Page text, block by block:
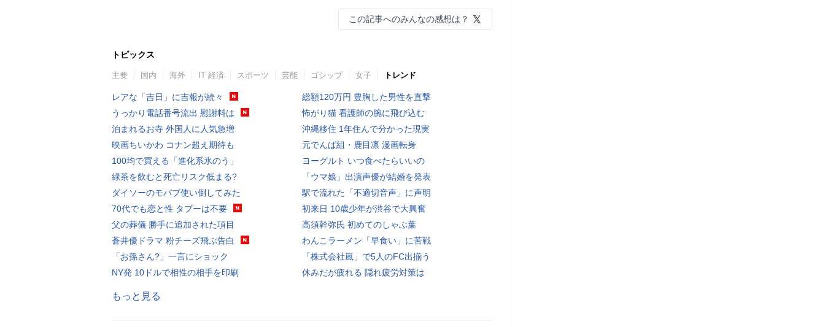
この記事へのみんなの感想は？
トピックス
主要 国内 海外 IT 経済 スポーツ 芸能 ゴシップ 女子 トレンド
レアな「吉日」に吉報が続々
うっかり電話番号流出 慰謝料は
泊まれるお寺 外国人に人気急増
映画ちいかわ コナン超え期待も
100均で買える「進化系氷のう」
緑茶を飲むと死亡リスク低まる?
ダイソーのモバブ使い倒してみた
70代でも恋と性 タブーは不要
父の葬儀 勝手に追加された項目
蒼井優ドラマ 粉チーズ飛ぶ告白
「お孫さん?」一言にショック
NY発 10ドルで相性の相手を印刷
総額120万円 豊胸した男性を直撃
怖がり猫 看護師の腕に飛び込む
沖縄移住 1年住んで分かった現実
元でんぱ組・鹿目凛 漫画転身
ヨーグルト いつ食べたらいいの
「ウマ娘」出演声優が結婚を発表
駅で流れた「不適切音声」に声明
初来日 10歳少年が渋谷で大興奮
高須幹弥氏 初めてのしゃぶ葉
わんこラーメン「早食い」に苦戦
「株式会社嵐」で5人のFC出揃う
休みだが疲れる 隠れ疲労対策は
もっと見る